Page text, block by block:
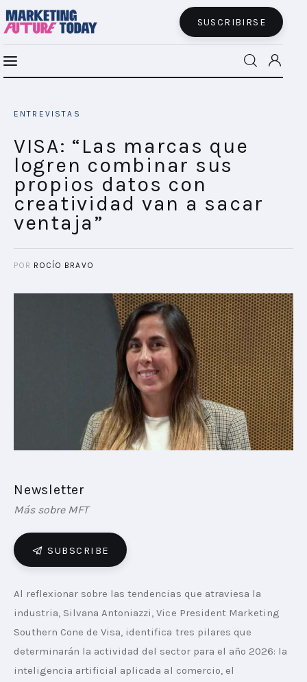
SUSCRIBIRSE
sacar ventaja”
INSIGHTS
FUTURE BRAND LAB
EVENTOS
CONECTADES
PLAYBOOKS
NOVEDADES DE LOS MIEMBROS
ENTREVISTAS
VISA: “Las marcas que
logren combinar sus
propios datos con
creatividad van a sacar
ventaja”
POR ROCÍO BRAVO
Newsletter
Más sobre MFT
SUBSCRIBE
Al reflexionar sobre las tendencias que atraviesa la
industria, Silvana Antoniazzi, Vice President Marketing
Southern Cone de Visa, identifica tres pilares que
determinarán la actividad del sector para el año 2026: la
inteligencia artificial aplicada al comercio, el